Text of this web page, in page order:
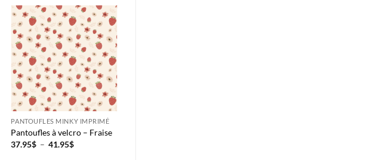
PANTOUFLES MINKY IMPRIMÉ
Pantoufles à velcro – Fraise
37.95$ – 41.95$Plage